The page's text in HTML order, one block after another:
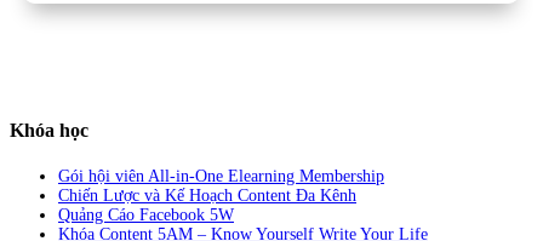
Khóa học
Gói hội viên All-in-One Elearning Membership
Chiến Lược và Kế Hoạch Content Đa Kênh
Quảng Cáo Facebook 5W
Khóa Content 5AM – Know Yourself Write Your Life